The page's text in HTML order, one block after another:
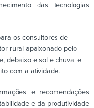
das tecnologias
os consultores de
rural apaixonado pelo
debaixo e sol e chuva, e
com a atividade.
e recomendações
e da produtividade